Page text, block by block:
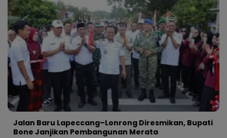
Jalan Baru Lapeccang–Lonrong Diresmikan, Bupati
Bone Janjikan Pembangunan Merata